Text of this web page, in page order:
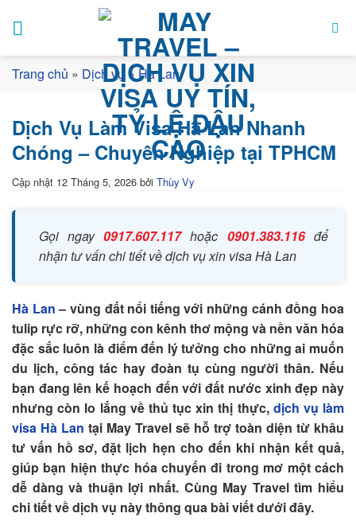
qua
dungTrang chủ » Dịch vụ »Hà Lan
Dịch Vụ Làm Visa Hà Lan Nhanh
Chóng – Chuyên Nghiệp tại TPHCM
Cập nhật 12 Tháng 5, 2026 bởi Thùy Vy
Gọi ngay0917.607.117 hoặc 0901.383.116 để
nhận tư vấn chi tiết về dịch vụ xin visa Hà Lan
Hà Lan– vùng đất nổi tiếng với những cánh đồng hoa
tulip rực rỡ, những con kênh thơ mộng và nền văn hóa
đặc sắc luôn là điểm đến lý tưởng cho những ai muốn
du lịch, công tác hay đoàn tụ cùng người thân. Nếu
bạn đang lên kế hoạch đến với đất nước xinh đẹp này
nhưng còn lo lắng về thủ tục xin thị thực, dịch vụ làm
visa Hà Lan tại May Travel sẽ hỗ trợ toàn diện từ khâu
tư vấn hồ sơ, đặt lịch hẹn cho đến khi nhận kết quả,
giúp bạn hiện thực hóa chuyến đi trong mơ một cách
dễ dàng và thuận lợi nhất. Cùng May Travel tìm hiểu
chi tiết về dịch vụ này thông qua bài viết dưới đây.